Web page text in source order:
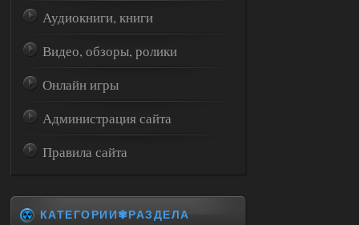
Аудиокниги, книги
Видео, обзоры, ролики
Онлайн игры
Администрация сайта
Правила сайта
КАТЕГОРИИ✾РАЗДЕЛА